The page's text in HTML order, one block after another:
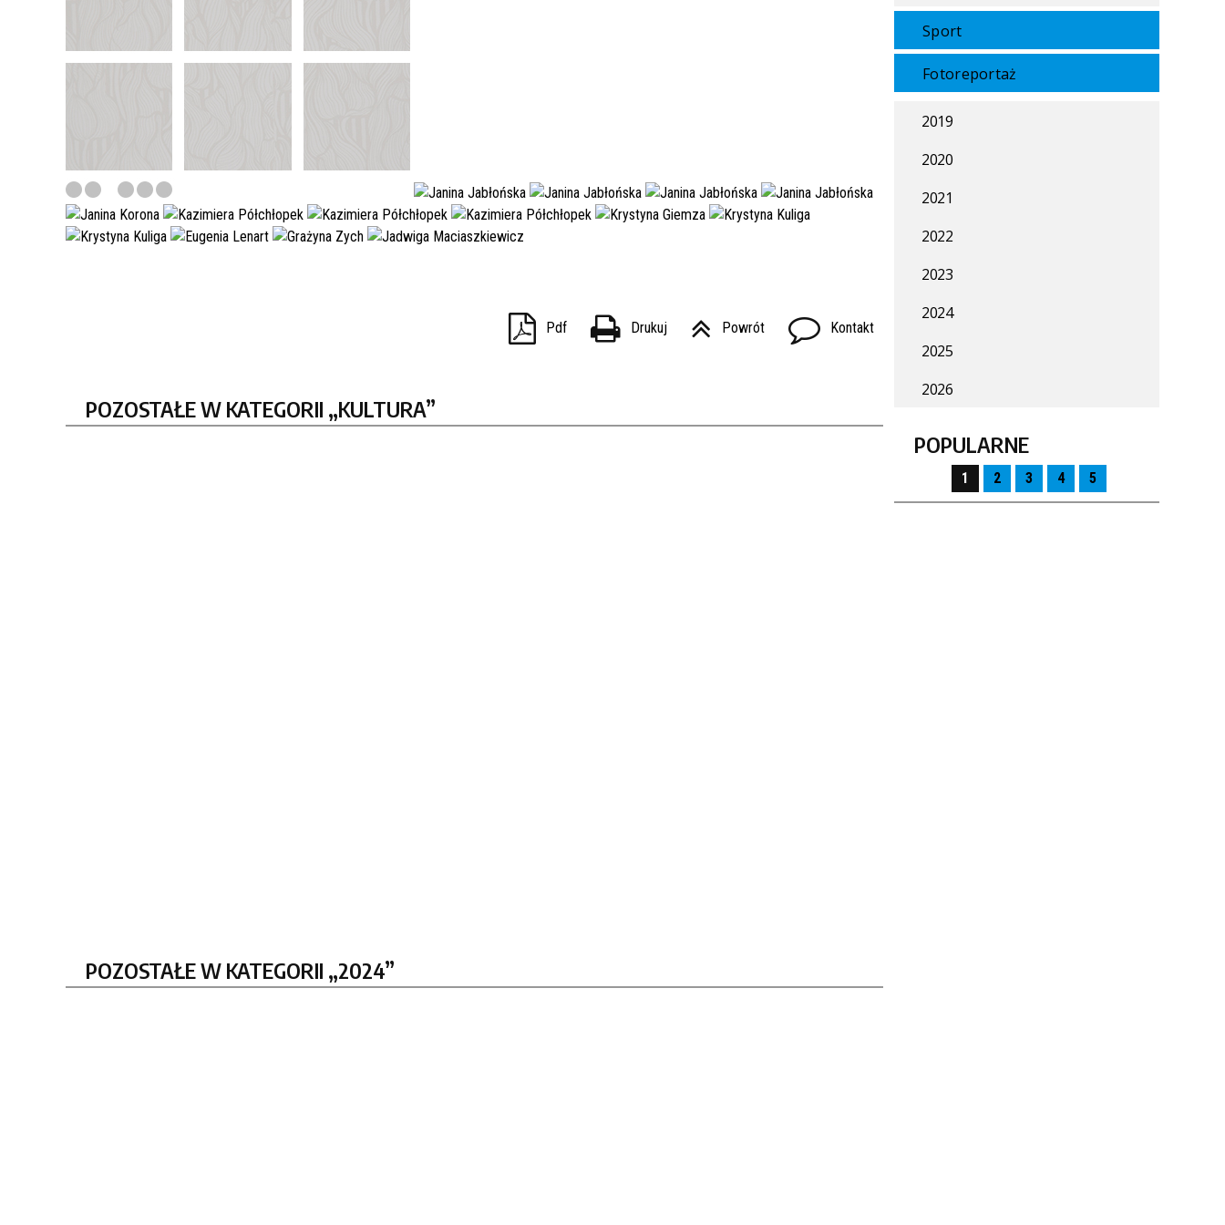
Pdf Drukuj Powrót Kontakt
POZOSTAŁE W KATEGORII „KULTURA”
POZOSTAŁE W KATEGORII „2024”
Sport
Fotoreportaż
2019
2020
2021
2022
2023
2024
2025
2026
POPULARNE
1 2 3 4 5